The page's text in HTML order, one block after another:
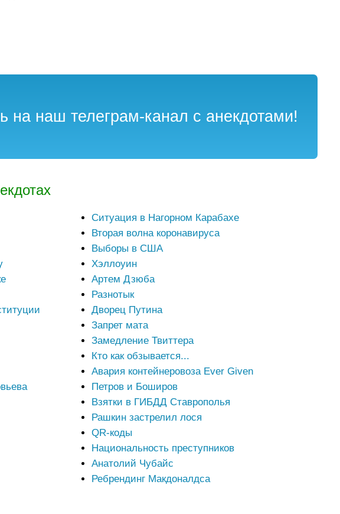
на наш телеграм-канал с анекдотами!
Ситуация в Нагорном Карабахе
Вторая волна коронавируса
Выборы в США
Хэллоуин
Артем Дзюба
Разнотык
Дворец Путина
Запрет мата
Замедление Твиттера
Кто как обзывается...
Авария контейнеровоза Ever Given
Петров и Боширов
Взятки в ГИБДД Ставрополья
Рашкин застрелил лося
QR-коды
Национальность преступников
Анатолий Чубайс
Ребрендинг Макдоналдса